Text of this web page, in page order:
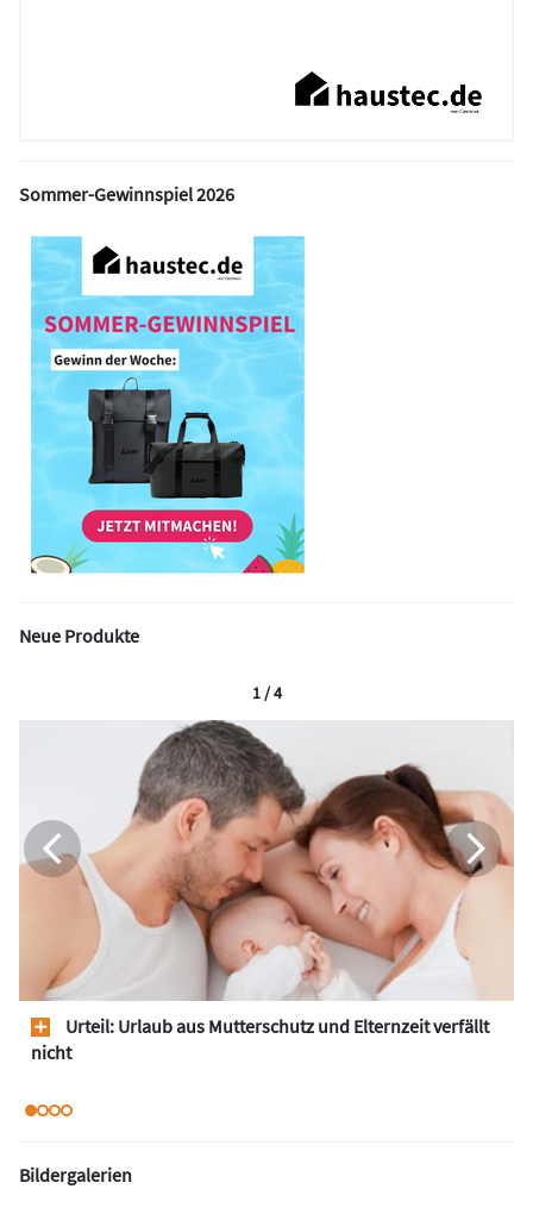
Sommer-Gewinnspiel 2026
Neue Produkte
Urteil: Urlaub aus Mutterschutz und Elternzeit verfällt
nicht
1 / 4
Bildergalerien